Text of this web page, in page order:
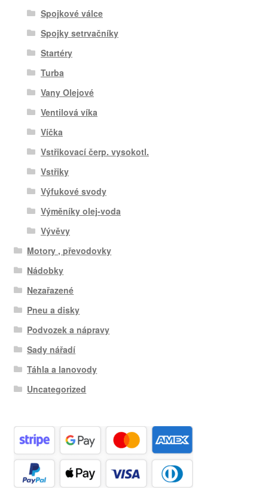
Spojkové válce
Spojky setrvačníky
Startéry
Turba
Vany Olejové
Ventilová víka
Víčka
Vstřikovací čerp. vysokotl.
Vstřiky
Výfukové svody
Výměníky olej-voda
Vývěvy
Motory , převodovky
Nádobky
Nezařazené
Pneu a disky
Podvozek a nápravy
Sady nářadí
Táhla a lanovody
Uncategorized